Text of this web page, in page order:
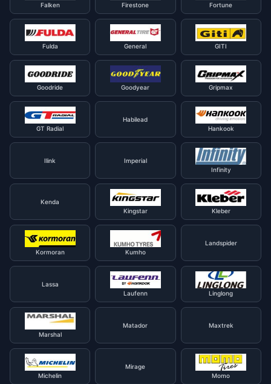
Falken Firestone Fortune
Fulda General GITI
Goodride Goodyear Gripmax
GT Radial
Habilead
Hankook
Ilink
Imperial
Infinity
Kenda
Kingstar
Kleber
Kormoran Kumho
Landspider
Lassa
Laufenn
Linglong
Marshal
Matador Maxtrek
Michelin
Mirage
Momo